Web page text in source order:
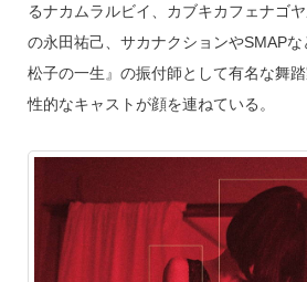
るナカムラルビイ、カブキカフェナゴ
の永田祐己、サカナクションやSMAP
松子の一生』の振付師として有名な舞
性的なキャストが顔を連ねている。